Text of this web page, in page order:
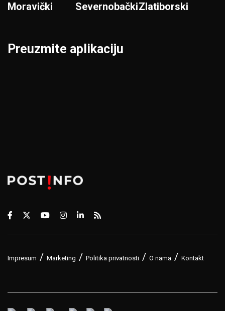
Moravički SevernobačkiZlatiborski
Preuzmite aplikaciju
Impresum Marketing Politika privatnosti O nama Kontakt